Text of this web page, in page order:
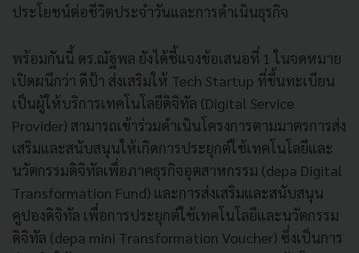
ประโยชน์ต่อชีวิตประจำวันและการดำเนินธุรกิจ
พร้อมกันนี้ ดร.ณัฐพล ยังได้ชี้แจงข้อเสนอที่ 1 ในจดหมาย
เปิดผนึกว่า ดีป้า ส่งเสริมให้ Tech Startup ที่ขึ้นทะเบียน
เป็นผู้ให้บริการเทคโนโลยีดิจิทัล (Digital Service
Provider) สามารถเข้าร่วมดำเนินโครงการตามมาตรการส่ง
เสริมและสนับสนุนให้เกิดการประยุกต์ใช้เทคโนโลยีและ
นวัตกรรมดิจิทัลเพื่อภาคธุรกิจอุตสาหกรรม (depa Digital
Transformation Fund) และการส่งเสริมและสนับสนุน
คูปองดิจิทัล เพื่อการประยุกต์ใช้เทคโนโลยีและนวัตกรรม
ดิจิทัล (depa mini Transformation Voucher) ซึ่งเป็นการ